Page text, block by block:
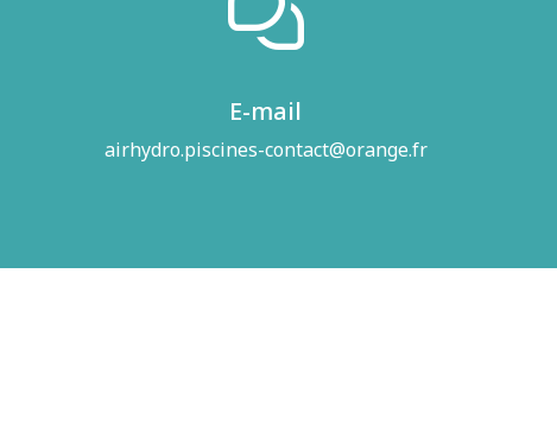
E-mail
airhydro.piscines-contact@orange.fr